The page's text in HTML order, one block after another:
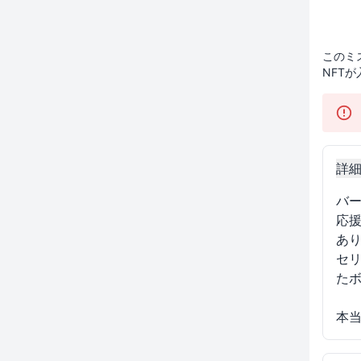
このミ
NFTが
詳細
バ
応
あ
セ
た
本